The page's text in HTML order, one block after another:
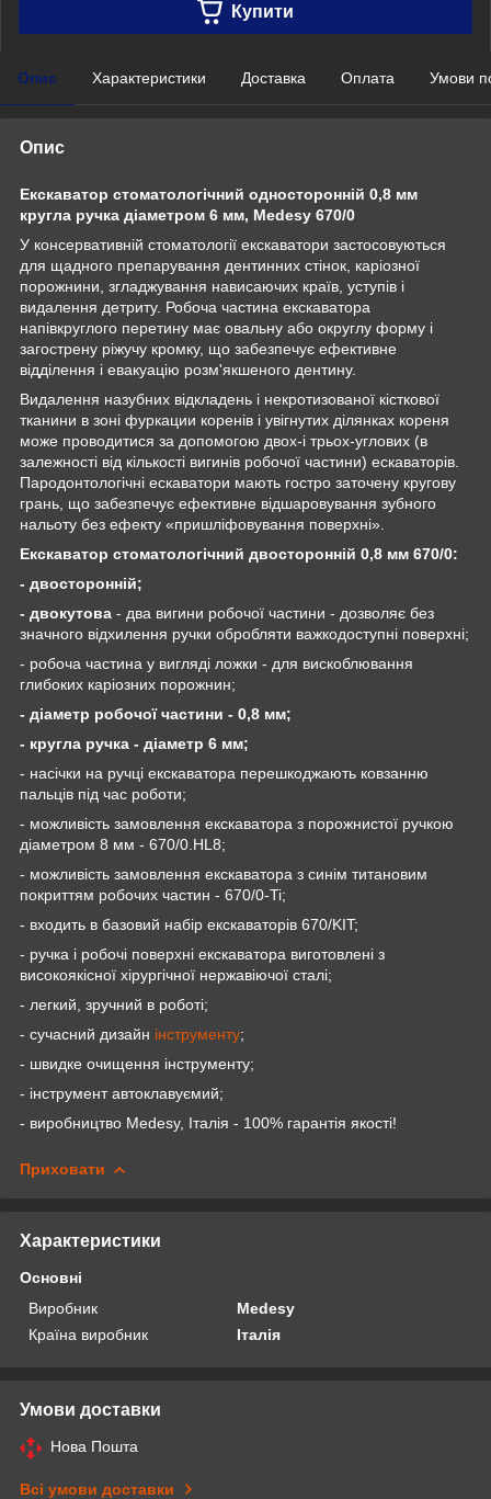
Купити
Опис Характеристики Доставка Оплата Умови
Опис
Екскаватор стоматологічний односторонній 0,8 мм
кругла ручка діаметром 6 мм, Medesy 670/0
У консервативній стоматології екскаватори застосовуються
для щадного препарування дентинних стінок, каріозної
порожнини, згладжування нависаючих країв, уступів і
видалення детриту. Робоча частина екскаватора
напівкруглого перетину має овальну або округлу форму і
загострену ріжучу кромку, що забезпечує ефективне
відділення і евакуацію розм'якшеного дентину.
Видалення назубних відкладень і некротизованої кісткової
тканини в зоні фуркации коренів і увігнутих ділянках кореня
може проводитися за допомогою двох-і трьох-углових (в
залежності від кількості вигинів робочої частини) ескаваторів.
Пародонтологічні ескаватори мають гостро заточену кругову
грань, що забезпечує ефективне відшаровування зубного
нальоту без ефекту «пришліфовування поверхні».
Екскаватор стоматологічний двосторонній 0,8 мм 670/0:
- двосторонній;
- двокутова - два вигини робочої частини - дозволяє без
значного відхилення ручки обробляти важкодоступні поверхні;
- робоча частина у вигляді ложки - для вискоблювання
глибоких каріозних порожнин;
- діаметр робочої частини - 0,8 мм;
- кругла ручка - діаметр 6 мм;
- насічки на ручці екскаватора перешкоджають ковзанню
пальців під час роботи;
- можливість замовлення екскаватора з порожнистої ручкою
діаметром 8 мм - 670/0.HL8;
- можливість замовлення екскаватора з синім титановим
покриттям робочих частин - 670/0-Ti;
- входить в базовий набір екскаваторів 670/KIT;
- ручка і робочі поверхні екскаватора виготовлені з
високоякісної хірургічної нержавіючої сталі;
- легкий, зручний в роботі;
- сучасний дизайн інструменту;
- швидке очищення інструменту;
- інструмент автоклавуємий;
- виробництво Medesy, Італія - 100% гарантія якості!
Приховати
Характеристики
Основні
Виробник
Medesy
Країна виробник
Італія
Умови доставки
Нова Пошта
Всі умови доставки